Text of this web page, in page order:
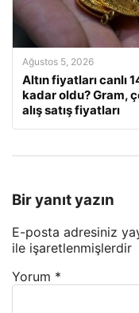
Ağustos 5, 2026
Altın fiyatları canlı
kadar oldu? Gram,
alış satış fiyatları
Bir yanıt yazın
E-posta adresiniz
ile işaretlenmişlerdir
Yorum *